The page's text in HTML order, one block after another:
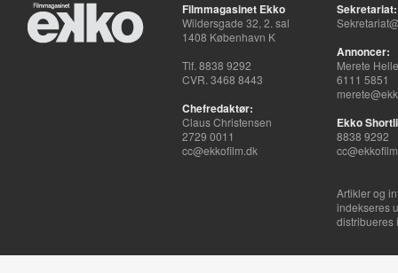
Filmmagasinet Ekko
Wildersgade 32, 2. sal
1408 København K
Tlf. 8838 9292
CVR. 3468 8443
Chefredaktør:
Claus Christensen
2729 0011
cc@ekkofilm.dk
Sekretariat:
Annoncer:
Merete
6111 5851
Ekko
8838 9292
Artikler og
indekseres
distribueres